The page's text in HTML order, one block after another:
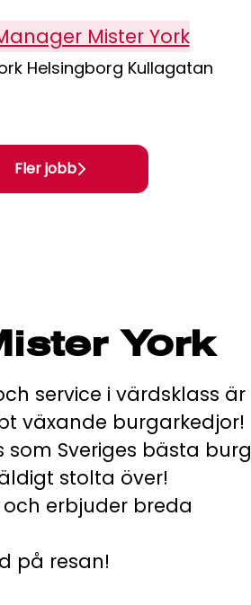
Mister York
Helsingborg Kullagatan
Fler jobb
York
service i värdsklass är
växande burgarkedjor!
Sveriges bästa
stolta över!
erbjuder breda
på resan!